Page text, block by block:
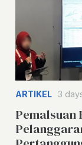
ARTIKEL 3
Pemalsuan